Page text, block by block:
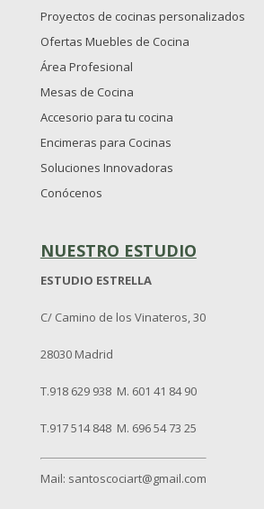
Proyectos de cocinas personalizados
Ofertas Muebles de Cocina
Área Profesional
Mesas de Cocina
Accesorio para tu cocina
Encimeras para Cocinas
Soluciones Innovadoras
Conócenos
NUESTRO ESTUDIO
ESTUDIO ESTRELLA
C/ Camino de los Vinateros, 30
28030 Madrid
T.918 629 938 M. 601 41 84 90
T.917 514 848 M. 696 54 73 25
Mail: santoscociart@gmail.com